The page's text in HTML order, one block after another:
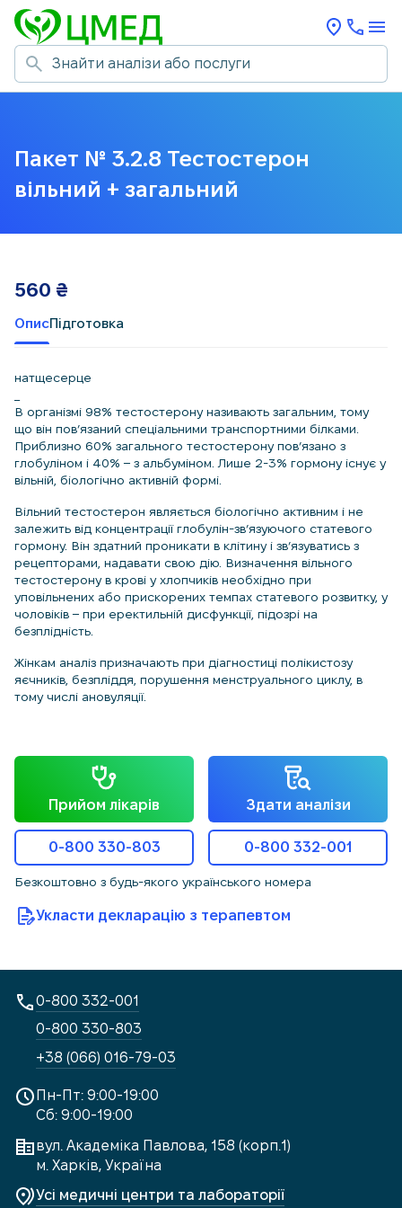
Пакет № 3.2.8 Тестостерон
вільний + загальний
ОписПідготовка
натщесерце
В організмі 98% тестостерону називають загальним, тому
що він пов’язаний спеціальними транспортними білками.
Приблизно 60% загального тестостерону пов’язано з
глобуліном і 40% – з альбуміном. Лише 2-3% гормону існує у
вільній, біологічно активній формі.
Вільний тестостерон являється біологічно активним і не
залежить від концентрації глобулін-зв’язуючого статевого
гормону. Він здатний проникати в клітину і зв’язуватись з
рецепторами, надавати свою дію. Визначення вільного
тестостерону в крові у хлопчиків необхідно при
уповільнених або прискорених темпах статевого розвитку, у
чоловіків – при еректильній дисфункції, підозрі на
безплідність.
Жінкам аналіз призначають при діагностиці полікистозу
яєчників, безпліддя, порушення менструального циклу, в
тому числі ановуляції.
560 ₴
Прийом лікарів Здати аналізи
0-800 330-803 0-800 332-001
Безкоштовно з будь-якого українського номера
Укласти декларацію з терапевтом
Пн-Пт: 9:00-19:00
Сб: 9:00-19:00
вул. Академіка Павлова, 158 (корп.1)
м. Харків, Україна
Усі медичні центри та лабораторії
0-800 332-001
0-800 330-803
+38 (066) 016-79-03